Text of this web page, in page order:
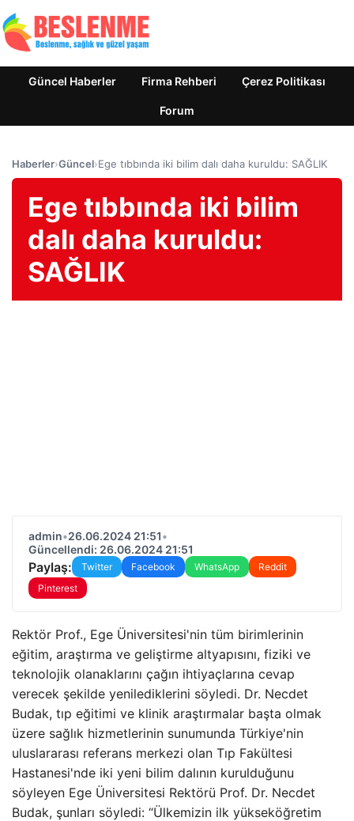
Güncel Haberler Firma Rehberi Çerez Politikası
Forum
Haberler›Güncel›Ege tıbbında iki bilim dalı daha kuruldu: SAĞLIK
Ege tıbbında iki bilim
dalı daha kuruldu:
SAĞLIK
admin•26.06.2024 21:51•
Güncellendi: 26.06.2024 21:51
Paylaş: Twitter Facebook WhatsApp
Reddit
Pinterest
Rektör Prof., Ege Üniversitesi'nin tüm birimlerinin
eğitim, araştırma ve geliştirme altyapısını, fiziki ve
teknolojik olanaklarını çağın ihtiyaçlarına cevap
verecek şekilde yenilediklerini söyledi. Dr. Necdet
Budak, tıp eğitimi ve klinik araştırmalar başta olmak
üzere sağlık hizmetlerinin sunumunda Türkiye'nin
uluslararası referans merkezi olan Tıp Fakültesi
Hastanesi'nde iki yeni bilim dalının kurulduğunu
söyleyen Ege Üniversitesi Rektörü Prof. Dr. Necdet
Budak, şunları söyledi: “Ülkemizin ilk yükseköğretim